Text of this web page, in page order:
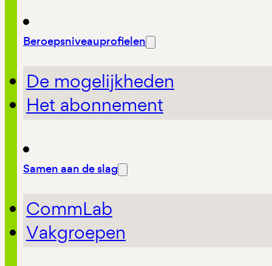
Beroepsniveauprofielen
De mogelijkheden
Het abonnement
Samen aan de slag
CommLab
Vakgroepen